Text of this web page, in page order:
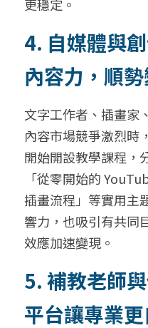
更穩定。
4. 自媒體與
內容力，順
文字工作者、插畫家
內容市場競爭激烈時
開始開設教學課程，
「從零開始的
插畫流程」等實用主
響力，也吸引有共同
效應加速變現。
5. 補教老師
平台讓專業